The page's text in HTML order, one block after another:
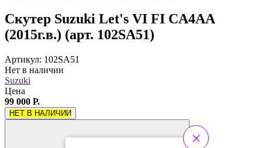
Скутер Suzuki Let's VI FI CA4AA
(2015г.в.) (арт. 102SA51)
Артикул: 102SA51
Нет в наличии
Suzuki
Цена
99 000 Р.
НЕТ В НАЛИЧИИ